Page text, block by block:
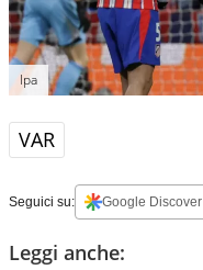
Ipa
VAR
Seguici su: Google Discover
Leggi anche: